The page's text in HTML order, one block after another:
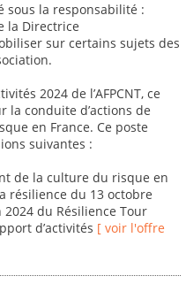
sous la responsabilité :
la Directrice
sur certains sujets des
2024 de l’AFPCNT, ce
la conduite d’actions de
en France. Ce poste
suivantes :
de la culture du risque en
résilience du 13 octobre
2024 du Résilience Tour
d’activités [ voir l'offre